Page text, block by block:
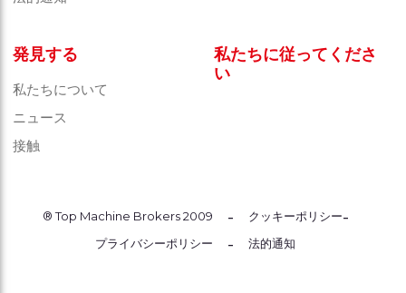
発見する
私たちについて
ニュース
接触
私たちに従ってくださ
い
® Top Machine Brokers 2009 - クッキーポリシー-
プライバシーポリシー - 法的通知